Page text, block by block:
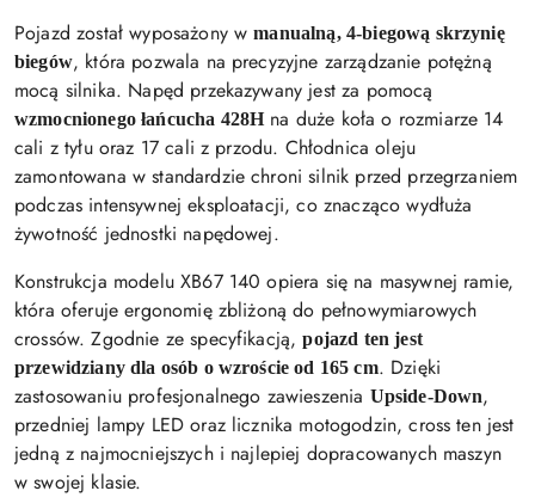
Pojazd został wyposażony wmanualną, 4-biegową skrzynię
biegów, która pozwala na precyzyjne zarządzanie potężną
mocą silnika. Napęd przekazywany jest za pomocą
wzmocnionego łańcucha 428Hna duże koła o rozmiarze 14
cali z tyłu oraz 17 cali z przodu. Chłodnica oleju
zamontowana w standardzie chroni silnik przed przegrzaniem
podczas intensywnej eksploatacji, co znacząco wydłuża
żywotność jednostki napędowej.
Konstrukcja modelu XB67 140 opiera się na masywnej ramie,
która oferuje ergonomię zbliżoną do pełnowymiarowych
crossów. Zgodnie ze specyfikacją,pojazd ten jest
przewidziany dla osób o wzroście od 165 cm. Dzięki
zastosowaniu profesjonalnego zawieszenia Upside-Down,
przedniej lampy LED oraz licznika motogodzin, cross ten jest
jedną z najmocniejszych i najlepiej dopracowanych maszyn
w swojej klasie.